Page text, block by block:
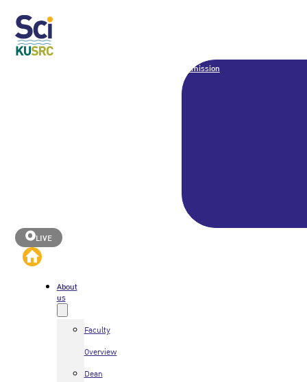
Admission
LIVE
About
us
Faculty
Overview
Dean